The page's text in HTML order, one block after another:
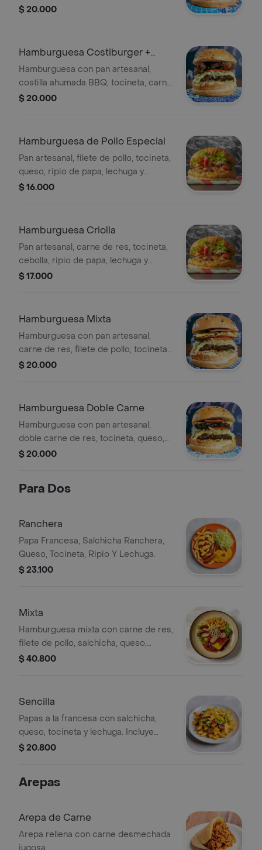
de papa, lechuga y tomate .
$ 20.000
Hamburguesa Costiburger +
Gaseosa 250Ml
Hamburguesa con pan artesanal,
costilla ahumada BBQ, tocineta, carne
de res, queso, ripio de papa, lechuga
$ 20.000
Hamburguesa de Pollo Especial
Pan artesanal, filete de pollo, tocineta,
queso, ripio de papa, lechuga y
tomate.
$ 16.000
Hamburguesa Criolla
Pan artesanal, carne de res, tocineta,
cebolla, ripio de papa, lechuga y
tomate .
$ 17.000
Hamburguesa Mixta
Hamburguesa con pan artesanal,
carne de res, filete de pollo, tocineta,
queso, cebolla, ripio de papa, lechuga
$ 20.000
Hamburguesa Doble Carne
Hamburguesa con pan artesanal,
doble carne de res, tocineta, queso,
ripio de papa, lechuga y tomate.
$ 20.000
Para Dos
Ranchera
Papa Francesa, Salchicha Ranchera,
Queso, Tocineta, Ripio Y Lechuga.
$ 23.100
Mixta
Hamburguesa mixta con carne de res,
filete de pollo, salchicha, queso,
tocineta, lechuga y papas francesas.
$ 40.800
Sencilla
Papas a la francesa con salchicha,
queso, tocineta y lechuga. Incluye
ripio de papas.
$ 20.800
Arepas
Arepa de Carne
Arepa rellena con carne desmechada